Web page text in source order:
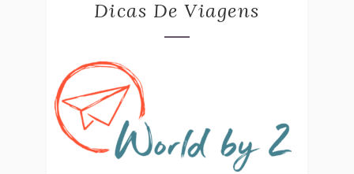
Dicas De Viagens